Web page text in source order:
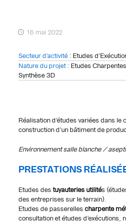
16 mai 2022
Secteur d’activité: Etudes
Nature du projet: Etudes
Synthèse 3D
Réalisation d’études variées dans le
construction d’un bâtiment de
Environnement salle blanche /
PRESTATIONS
Etudes des tuyauteries utilités
des entreprises sur le terrain).
Etudes de passerelles charpente
consultation et études d’exécutions,